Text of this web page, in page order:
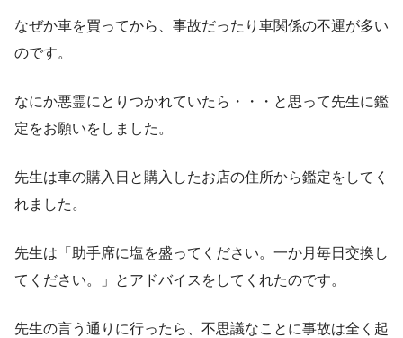
なぜか車を買ってから、事故だったり車関係の不運が多い
のです。
なにか悪霊にとりつかれていたら・・・と思って先生に鑑
定をお願いをしました。
先生は車の購入日と購入したお店の住所から鑑定をしてく
れました。
先生は「助手席に塩を盛ってください。一か月毎日交換し
てください。」とアドバイスをしてくれたのです。
先生の言う通りに行ったら、不思議なことに事故は全く起